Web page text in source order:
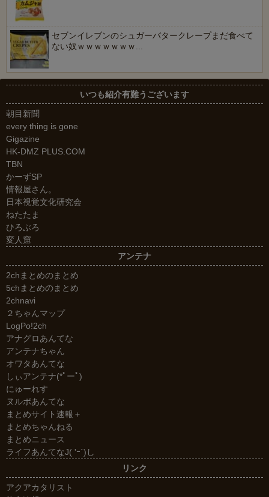
セブンイレブンのシュガーバタークレープまだ食べて
ない奴ｗｗｗｗｗｗｗ...
いつも紹介有難うございます
朝目新聞
every thing is gone
Gigazine
HK-DMZ PLUS.COM
TBN
かーずSP
情報屋さん。
日本視覚文化研究会
ねたたま
ひろぶろ
変人窟
アンテナ
2chまとめのまとめ
5chまとめのまとめ
2chnavi
２ちゃんマップ
LogPo!2ch
アナグロあんてな
アンテナちゃん
オワタあんてな
しぃアンテナ(*ﾟーﾟ)
にゅーれす
ヌルポあんてな
まとめサイト速報＋
まとめちゃんねる
まとめニュース
ライフあんてなJ( 'ｰ`)し
リンク
アクアカタリスト